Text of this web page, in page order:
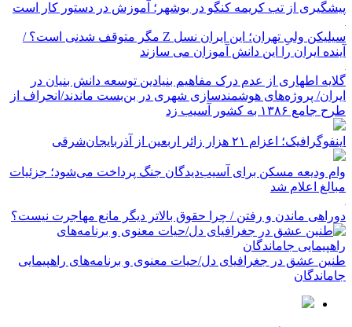
پیشگیری از تب کریمه کنگو در بوشهر؛ آموزش در دستور کار است
سیلیکن ولیِ تهران؛ این ایران نسل Z مگر متوقف شدنی است؟ /
آینده ایران را این دانش آموزان می سازند
گلایه اطهاری از عدم درک مفاهیم بنیادین توسعه دانش بنیان در
ایران/ پروژه‌های هوشمندسازی شهری در بن‌بست ماندند/انحراف از
طرح جامع ۱۳۸۶ به کشور آسیب زد
اینفوگرافیک؛ اعزام ۲۱ هزار زائر اربعین از آذربایجان‌شرقی
وام ودیعه مسکن برای آسیب‌دیدگان جنگ پرداخت می‌شود؛ جزئیات
مبالغ اعلام شد
دوراهی ماندن و رفتن / چرا حقوق بالاتر دیگر مانع مهاجرت نیست؟
طنین عشق در جغرافیای دل/حیات معنوی و برنامه‌های راهپیمایی
جاماندگان